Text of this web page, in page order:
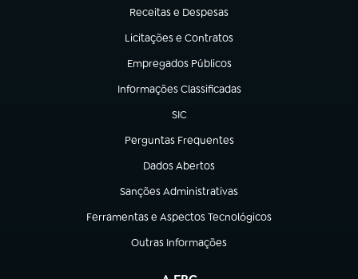
Receitas e Despesas
(abre em nova aba)
Licitações e Contratos
(abre em nova aba)
Empregados Públicos
(abre em nova aba)
Informações Classificadas
(abre em nova aba)
SIC
(abre em nova aba)
Perguntas Frequentes
(abre em nova aba)
Dados Abertos
(abre em nova aba)
Sanções Administrativas
(abre em nova aba)
Ferramentas e Aspectos Tecnológicos
(abre em nova aba)
Outras Informações
(abre em nova aba)